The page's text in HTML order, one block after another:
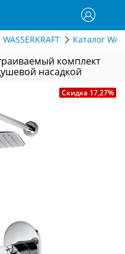
WASSERKRAFT Каталог
комплект
насадкой
Скидка 17,27%